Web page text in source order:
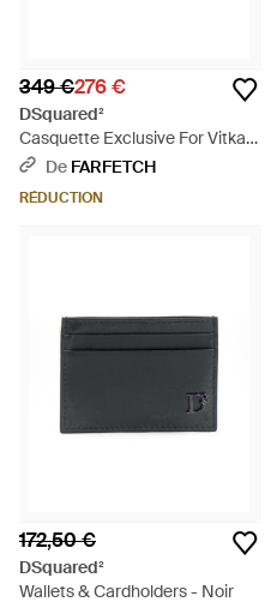
349 €276 €
DSquared²
Casquette Exclusive For Vitkac
- Noir
De FARFETCH
RÉDUCTION
172,50 €
DSquared²
Wallets & Cardholders - Noir